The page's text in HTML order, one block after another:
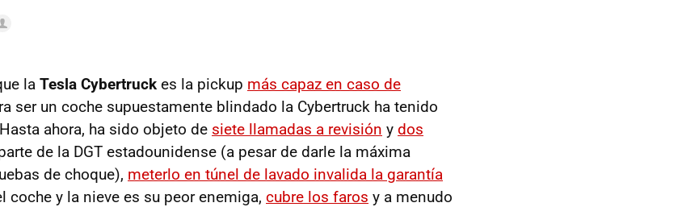
la Tesla Cybertruck es la pickup más capaz en caso de
ser un coche supuestamente blindado la Cybertruck ha tenido
ahora, ha sido objeto de siete llamadas a revisión y dos
de la DGT estadounidense (a pesar de darle la máxima
de choque), meterlo en túnel de lavado invalida la garantía
coche y la nieve es su peor enemiga, cubre los faros y a menudo